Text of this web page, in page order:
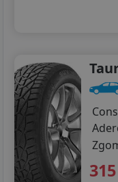
315